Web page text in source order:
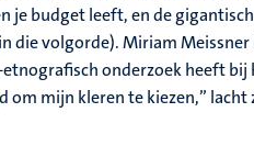
je budget leeft, en de
die volgorde). Miriam
onderzoek heeft bij
om mijn kleren te kiezen,” lacht